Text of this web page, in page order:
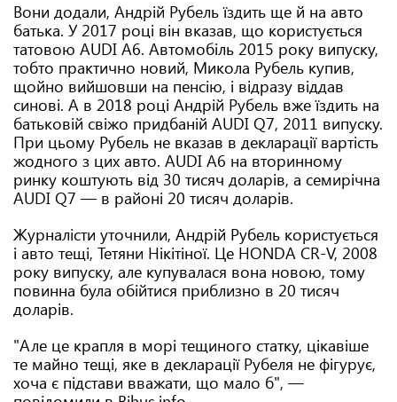
Вони додали, Андрій Рубель їздить ще й на авто
батька. У 2017 році він вказав, що користується
татовою AUDI A6. Автомобіль 2015 року випуску,
тобто практично новий, Микола Рубель купив,
щойно вийшовши на пенсію, і відразу віддав
синові. А в 2018 році Андрій Рубель вже їздить на
батьковій свіжо придбаній AUDI Q7, 2011 випуску.
При цьому Рубель не вказав в декларації вартість
жодного з цих авто. AUDI A6 на вторинному
ринку коштують від 30 тисяч доларів, а семирічна
AUDI Q7 — в районі 20 тисяч доларів.
Журналісти уточнили, Андрій Рубель користується
і авто тещі, Тетяни Нікітіної. Це HONDA CR-V, 2008
року випуску, але купувалася вона новою, тому
повинна була обійтися приблизно в 20 тисяч
доларів.
"Але це крапля в морі тещиного статку, цікавіше
те майно тещі, яке в декларації Рубеля не фігурує,
хоча є підстави вважати, що мало б", —